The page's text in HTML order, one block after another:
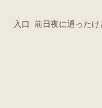
入口 前日夜に通ったけ